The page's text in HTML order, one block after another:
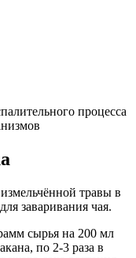
травы в
заваривания чая.
сырья на 200 мл
по 2-3 раза в